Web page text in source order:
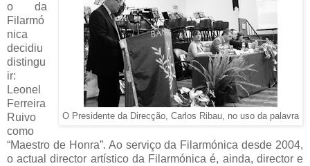
O Presidente da Direcção, Carlos Ribau, no uso da palavra
o da
Filarmó
nica
decidiu
distingu
ir:
Leonel
Ferreira
Ruivo
como
“Maestro de Honra”. Ao serviço da Filarmónica desde 2004,
o actual director artístico da Filarmónica é, ainda, director e